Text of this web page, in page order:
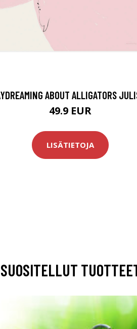
ABOUT ALLIGATORS
49.9 EUR
LISÄTIETOJA
SUOSITELLUT